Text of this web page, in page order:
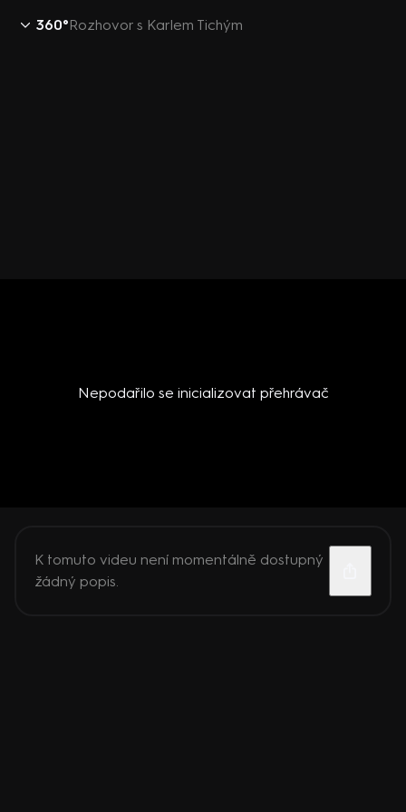
360°Rozhovor s Karlem Tichým
Nepodařilo se inicializovat přehrávač
K tomuto videu není momentálně dostupný
žádný popis.